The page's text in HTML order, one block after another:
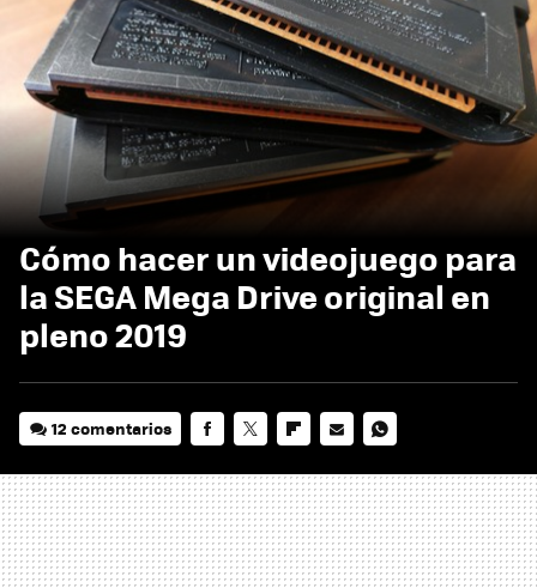
Cómo hacer un videojuego para
la SEGA Mega Drive original en
pleno 2019
12 comentarios
MAIL